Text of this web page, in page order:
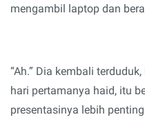
mengambil laptop dan
“Ah.” Dia kembali
hari pertamanya haid, itu
presentasinya lebih